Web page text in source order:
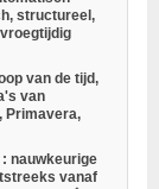
structureel,
van de tijd,
van
Primavera,
: nauwkeurige
vanaf